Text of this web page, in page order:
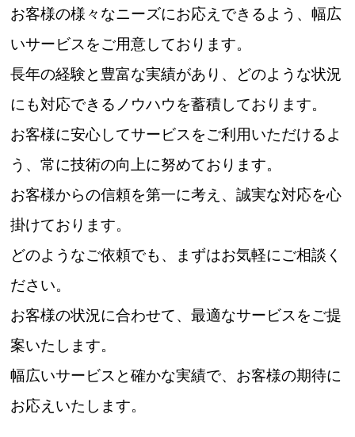
お客様の様々なニーズにお応えできるよう、幅広
いサービスをご用意しております。
長年の経験と豊富な実績があり、どのような状況
にも対応できるノウハウを蓄積しております。
お客様に安心してサービスをご利用いただけるよ
う、常に技術の向上に努めております。
お客様からの信頼を第一に考え、誠実な対応を心
掛けております。
どのようなご依頼でも、まずはお気軽にご相談く
ださい。
お客様の状況に合わせて、最適なサービスをご提
案いたします。
幅広いサービスと確かな実績で、お客様の期待に
お応えいたします。